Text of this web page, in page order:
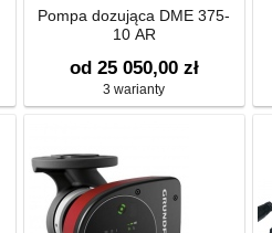
Pompa dozująca DME 375-
10 AR
od 25 050,00 zł
3 warianty